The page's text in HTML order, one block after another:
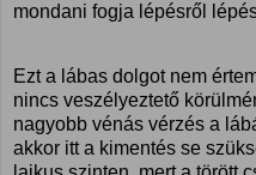
mondani fogja lépésről
Ezt a lábas dolgot nem
nincs veszélyeztető
nagyobb vénás vérzés a
akkor itt a kimentés se